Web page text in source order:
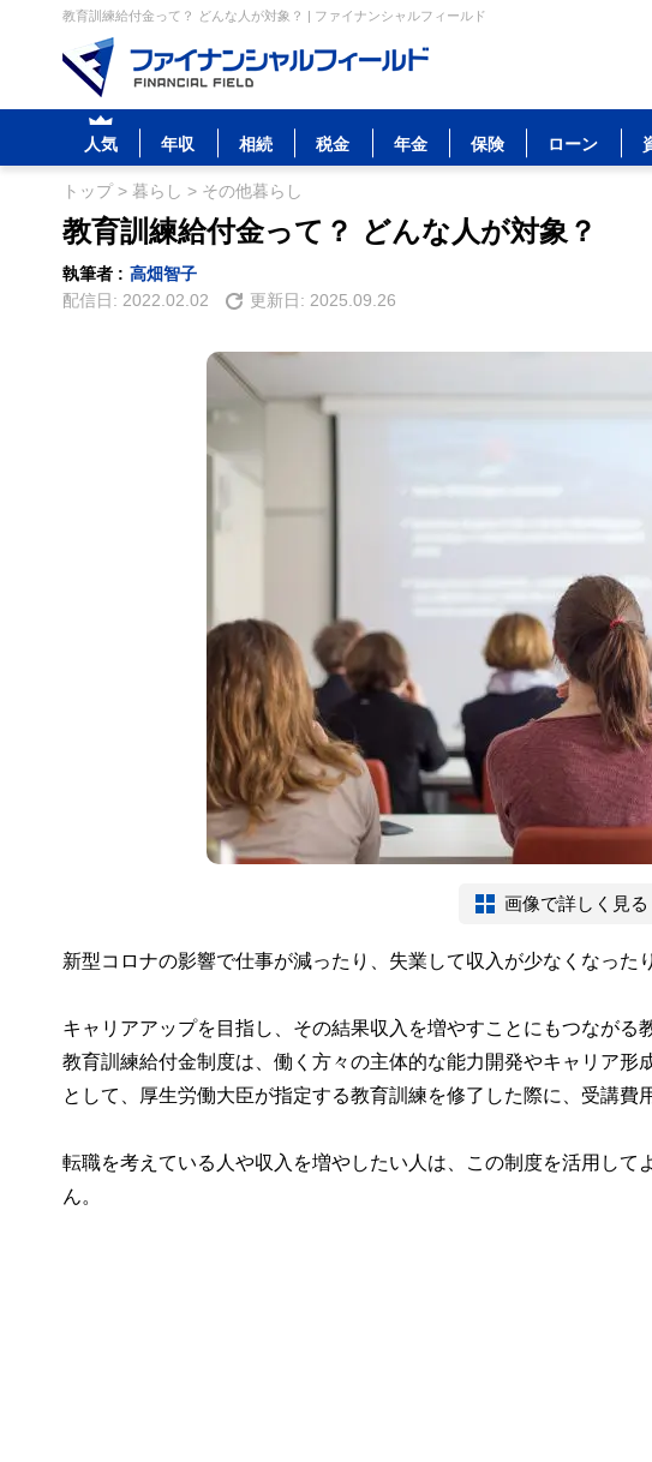
教育訓練給付金って？ どんな人が対象？ | ファイナンシャルフィールド
人気 年収 相続 税金 年金 保険 ローン
トップ> 暮らし > その他暮らし
教育訓練給付金って？ どんな人が対象？
執筆者 : 高畑智子
配信日: 2022.02.02 更新日: 2025.09.26
画像で詳しく見る
新型コロナの影響で仕事が減ったり、失業して収入が少なくなった
キャリアアップを目指し、その結果収入を増やすことにもつながる
教育訓練給付金制度は、働く方々の主体的な能力開発やキャリア
として、厚生労働大臣が指定する教育訓練を修了した際に、受講費
転職を考えている人や収入を増やしたい人は、この制度を活用し
ん。